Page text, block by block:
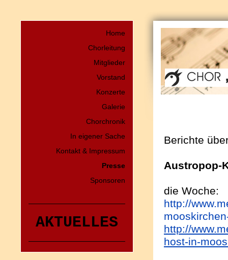
Home
Chorleitung
Mitglieder
Vorstand
Konzerte
Galerie
Chorchronik
In eigener Sache
Kontakt & Impressum
Presse
Sponsoren
AKTUELLES
Berichte
Austropop-
die Woche:
http://
http://
host-in-